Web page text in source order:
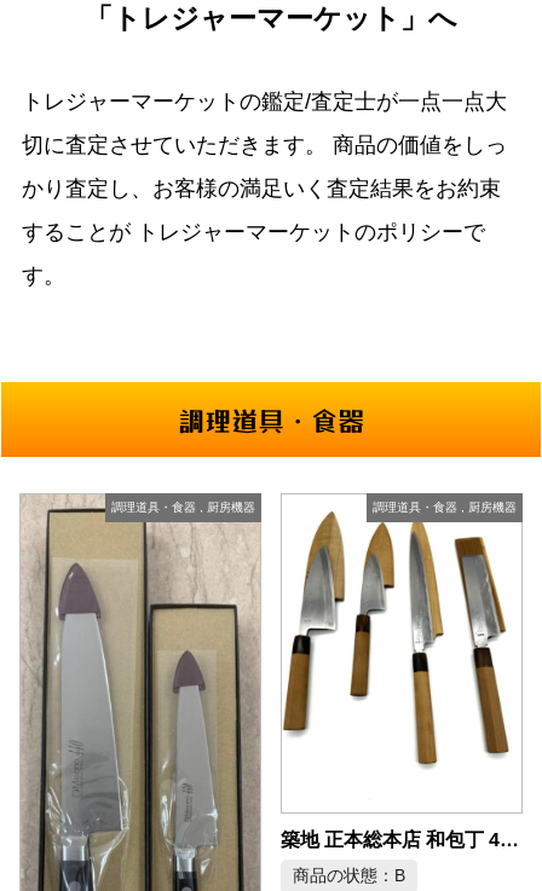
「トレジャーマーケット」へ
トレジャーマーケットの鑑定/査定士が一点一点大
切に査定させていただきます。
商品の価値をしっ
かり査定し、お客様の満足いく査定結果をお約束
することが トレジャーマーケットのポリシーで
す。
調理道具・食器
調理道具・食器 厨房機器 調理道具・食器 厨房機器
築地 正本総本店 和包丁 4本セット
商品の状態：B